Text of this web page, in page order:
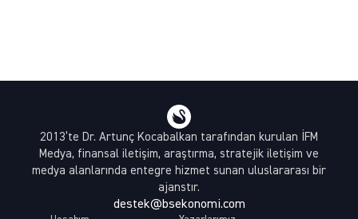
2013’te Dr. Artunç Kocabalkan tarafından kurulan İFM
Medya, finansal iletişim, araştırma, stratejik iletişim ve
medya alanlarında entegre hizmet sunan uluslararası bir
ajanstır.
destek@bsekonomi.com